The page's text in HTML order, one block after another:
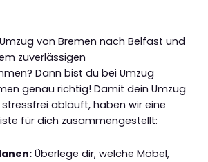
von Bremen nach Belfast und
zuverlässigen
Dann bist du bei Umzug
genau richtig! Damit dein Umzug
abläuft, haben wir eine
für dich zusammengestellt:
Überlege dir, welche Möbel,